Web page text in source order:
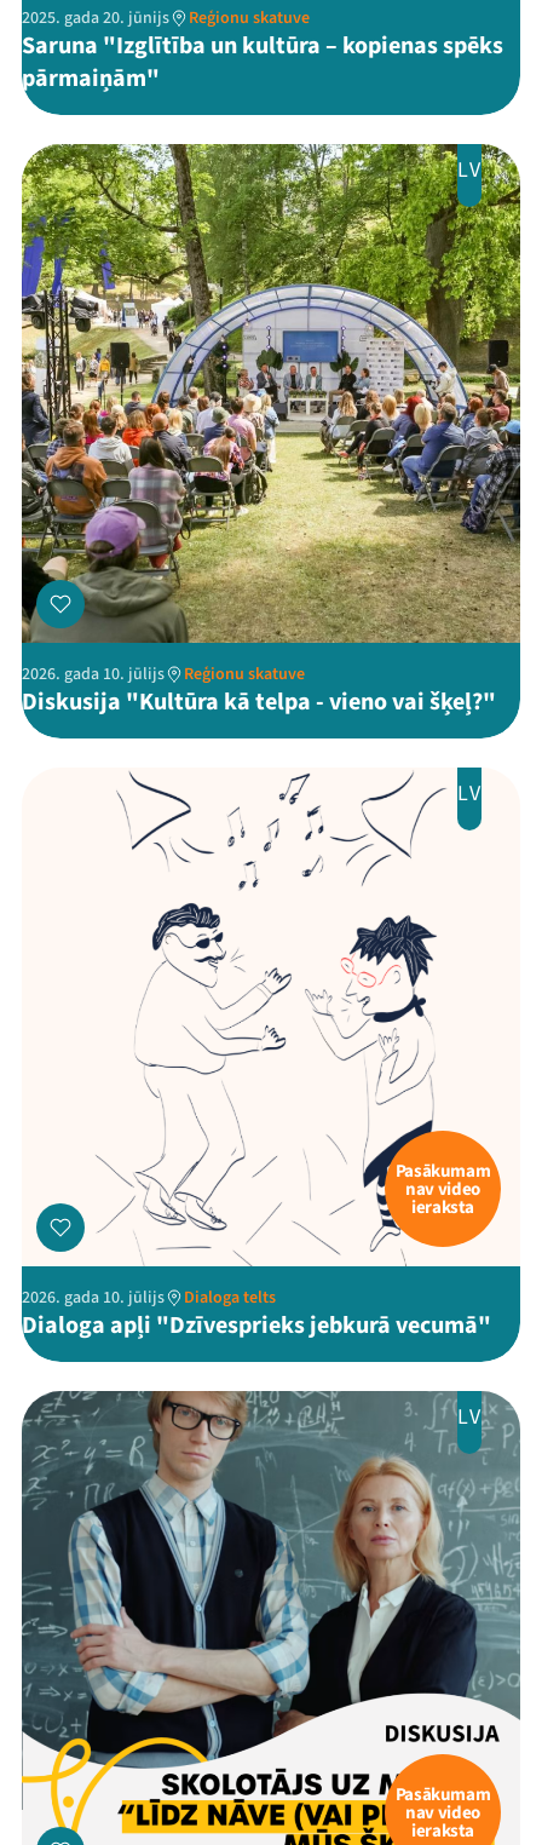
2025. gada 20. jūnijs Reģionu skatuve
Saruna "Izglītība un kultūra – kopienas spēks
pārmaiņām"
LV
2026. gada 10. jūlijs Reģionu skatuve
Diskusija "Kultūra kā telpa - vieno vai šķeļ?"
LV
Pasākumam
nav video
ieraksta
2026. gada 10. jūlijs Dialoga telts
Dialoga apļi "Dzīvesprieks jebkurā vecumā"
LV
Pasākumam
nav video
ieraksta